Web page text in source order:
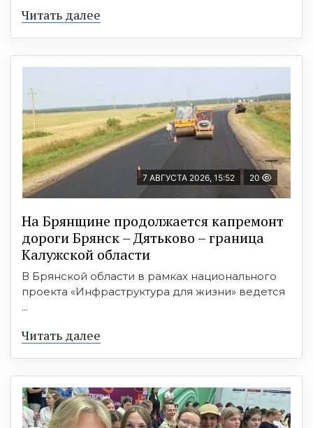
Читать далее
7 АВГУСТА 2026, 15:52 20
На Брянщине продолжается капремонт
дороги Брянск – Дятьково – граница
Калужской области
В Брянской области в рамках национального
проекта «Инфраструктура для жизни» ведется
...
Читать далее